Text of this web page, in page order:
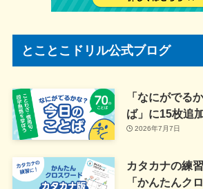
とことこドリル公式ブログ
「なにがでる
ば」に15枚追
2026年7月7日
カタカナの練
「かんたんク